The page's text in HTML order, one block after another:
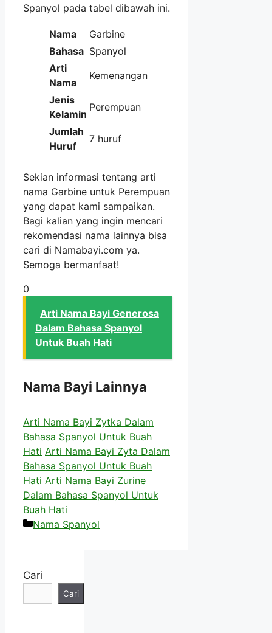
Spanyol pada tabel dibawah ini.
Nama
Garbine
Bahasa Spanyol
Arti
Nama
Kemenangan
Jenis
Kelamin
Perempuan
Jumlah
Huruf
7 huruf
Sekian informasi tentang arti
nama Garbine untuk Perempuan
yang dapat kami sampaikan.
Bagi kalian yang ingin mencari
rekomendasi nama lainnya bisa
cari di Namabayi.com ya.
Semoga bermanfaat!
0
Arti Nama Bayi Generosa
Dalam Bahasa Spanyol
Untuk Buah Hati
Nama Bayi Lainnya
Arti Nama Bayi Zytka Dalam
Bahasa Spanyol Untuk Buah
Hati Arti Nama Bayi Zyta Dalam
Bahasa Spanyol Untuk Buah
Hati Arti Nama Bayi Zurine
Dalam Bahasa Spanyol Untuk
Buah Hati
Kategori
Nama Spanyol
Cari
Cari